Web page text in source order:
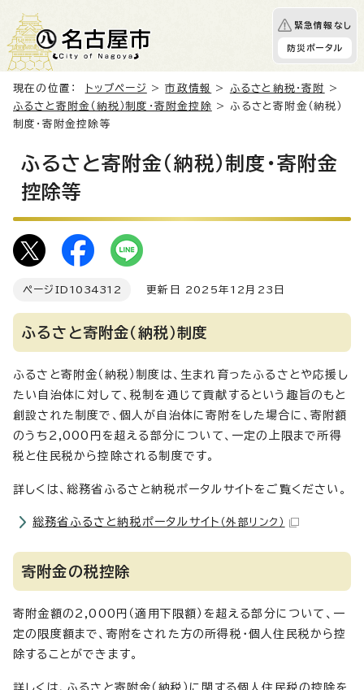
緊急情報なし
防災ポータル
現在の位置： トップページ >市政情報 > ふるさと納税・寄附
>
ふるさと寄附金（納税）制度・寄附金控除 > ふるさと寄附金（納税）
制度・寄附金控除等
ふるさと寄附金（納税）制度・寄附金
控除等
ページID 1034312 更新日 2025年12月23日
ふるさと寄附金（納税）制度
ふるさと寄附金（納税）制度は、生まれ育ったふるさとや応援し
たい自治体に対して、税制を通じて貢献するという趣旨のもと
創設された制度で、個人が自治体に寄附をした場合に、寄附額
のうち2,000円を超える部分について、一定の上限まで所得
税と住民税から控除される制度です。
詳しくは、総務省ふるさと納税ポータルサイトをご覧ください。
総務省ふるさと納税ポータルサイト （外部リンク）
寄附金の税控除
寄附金額の2,000円（適用下限額）を超える部分について、一
定の限度額まで、寄附をされた方の所得税・個人住民税から控
除することができます。
詳しくは、ふるさと寄附金（納税）に関する個人住民税の控除を